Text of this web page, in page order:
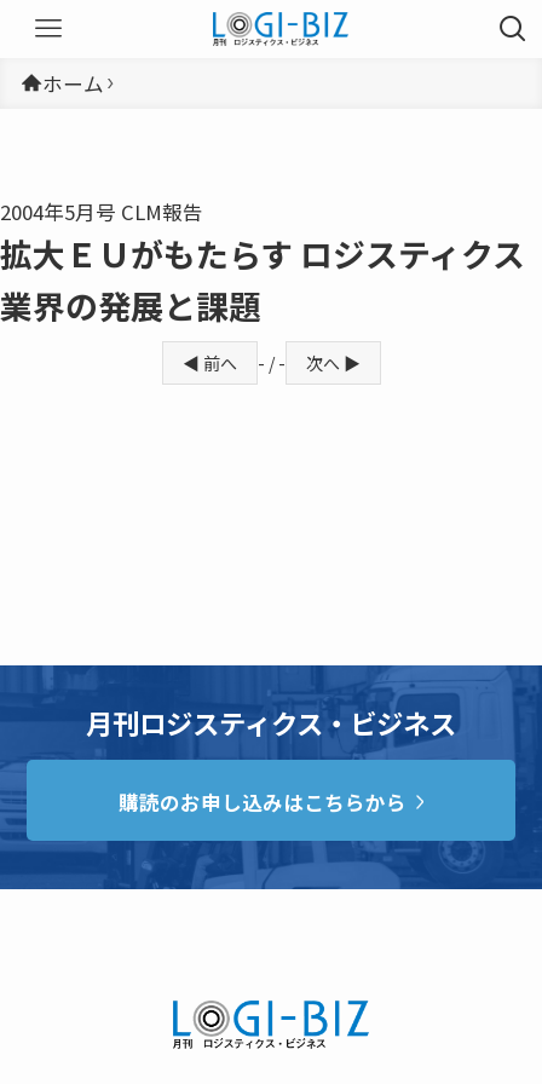
ホーム
2004年5月号 CLM報告
拡大ＥＵがもたらす ロジスティクス
業界の発展と課題
◀ 前へ - / - 次へ ▶
月刊ロジスティクス・ビジネス
購読のお申し込みはこちらから